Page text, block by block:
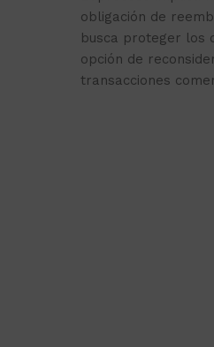
obligación de
busca proteger los
opción de
transacciones